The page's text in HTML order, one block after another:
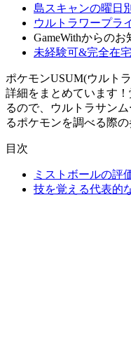
島スキャンの曜日
ウルトラワープラ
GameWithからのお
未経験可&完全在
ポケモンUSUM(ウルト
詳細をまとめています
るので、ウルトラサン
るポケモンを調べる際の
目次
ミストボールの評
技を覚える代表的